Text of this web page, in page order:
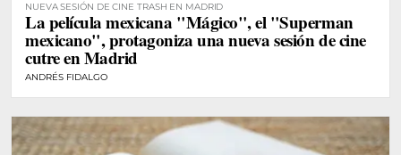
NUEVA SESIÓN DE CINE TRASH EN MADRID
La película mexicana "Mágico", el "Superman
mexicano", protagoniza una nueva sesión de cine
cutre en Madrid
ANDRÉS FIDALGO